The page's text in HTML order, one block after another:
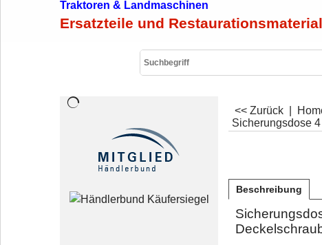
Ersatzteile und
<< Zurück
Sicherungsdose
Beschreibung